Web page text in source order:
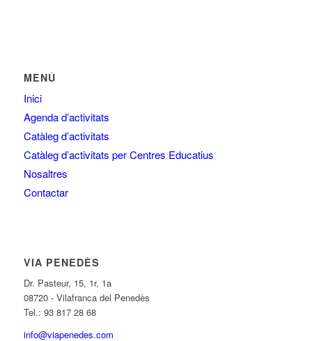
MENÚ
Inici
Agenda d’activitats
Catàleg d’activitats
Catàleg d’activitats per Centres Educatius
Nosaltres
Contactar
VIA PENEDÈS
Dr. Pasteur, 15, 1r, 1a
08720 - Vilafranca del Penedès
Tel.: 93 817 28 68
info@viapenedes.com